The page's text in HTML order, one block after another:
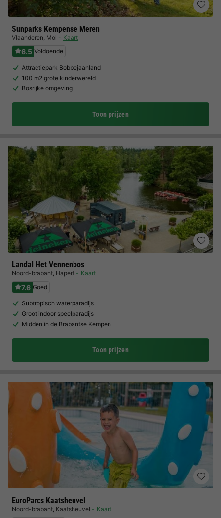
Sunparks Kempense Meren
Vlaanderen, Mol Kaart
6.5 Voldoende
Attractiepark Bobbejaanland
100 m2 grote kinderwereld
Bosrijke omgeving
Toon prijzen
Landal Het Vennenbos
Noord-brabant, Hapert Kaart
7.6 Goed
Subtropisch waterparadijs
Groot indoor speelparadijs
Midden in de Brabantse Kempen
Toon prijzen
EuroParcs Kaatsheuvel
Noord-brabant, Kaatsheuvel Kaart